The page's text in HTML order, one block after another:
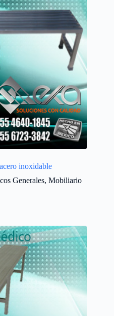
inoxidable
Generales, Mobiliario